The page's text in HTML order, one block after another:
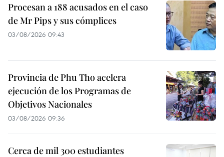
Procesan a 188 acusados en el caso
de Mr Pips y sus cómplices
03/08/2026 09:43
Provincia de Phu Tho acelera
ejecución de los Programas de
Objetivos Nacionales
03/08/2026 09:36
Cerca de mil 300 estudiantes